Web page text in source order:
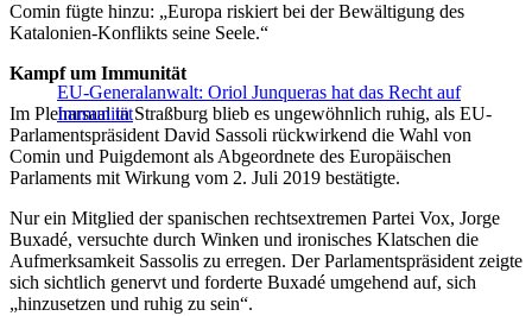
Comin fügte hinzu: „Europa riskiert bei der Bewältigung des
Katalonien-Konflikts seine Seele.“
EU-Generalanwalt: Oriol Junqueras hat das Recht auf
Immunität
Kampf um Immunität
Im Plenarsaal in Straßburg blieb es ungewöhnlich ruhig, als EU-
Parlamentspräsident David Sassoli rückwirkend die Wahl von
Comin und Puigdemont als Abgeordnete des Europäischen
Parlaments mit Wirkung vom 2. Juli 2019 bestätigte.
Nur ein Mitglied der spanischen rechtsextremen Partei Vox, Jorge
Buxadé, versuchte durch Winken und ironisches Klatschen die
Aufmerksamkeit Sassolis zu erregen. Der Parlamentspräsident zeigte
sich sichtlich genervt und forderte Buxadé umgehend auf, sich
„hinzusetzen und ruhig zu sein“.